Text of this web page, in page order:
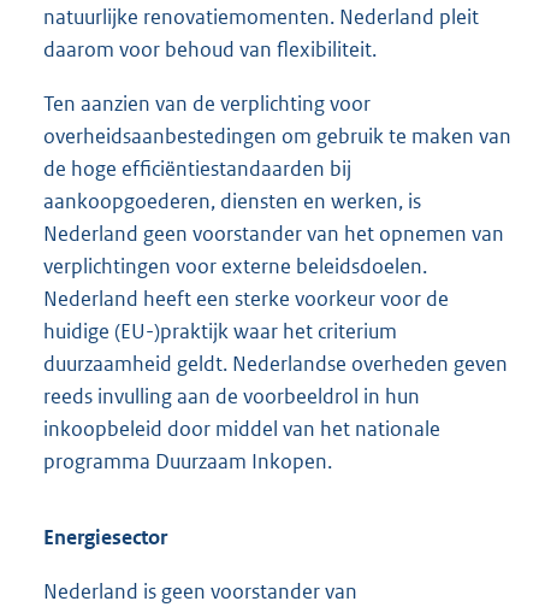
natuurlijke renovatiemomenten. Nederland pleit
daarom voor behoud van flexibiliteit.
Ten aanzien van de verplichting voor
overheidsaanbestedingen om gebruik te maken van
de hoge efficiëntiestandaarden bij
aankoopgoederen, diensten en werken, is
Nederland geen voorstander van het opnemen van
verplichtingen voor externe beleidsdoelen.
Nederland heeft een sterke voorkeur voor de
huidige (EU-)praktijk waar het criterium
duurzaamheid geldt. Nederlandse overheden geven
reeds invulling aan de voorbeeldrol in hun
inkoopbeleid door middel van het nationale
programma Duurzaam Inkopen.
Energiesector
Nederland is geen voorstander van